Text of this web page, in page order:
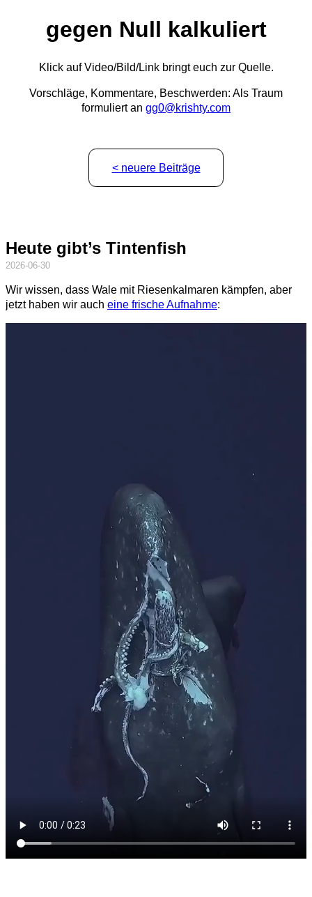
gegen Null kalkuliert
Klick auf Video/Bild/Link bringt euch zur Quelle.
Vorschläge, Kommentare, Beschwerden: Als Traum
formuliert an gg0@krishty.com
< neuere Beiträge
Heute gibt’s Tintenfish
2026-06-30
Wir wissen, dass Wale mit Riesenkalmaren kämpfen, aber
jetzt haben wir auch eine frische Aufnahme: